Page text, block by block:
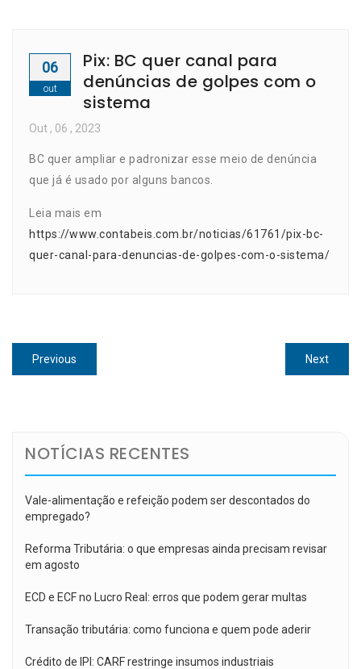
06
out
Pix: BC quer canal para
denúncias de golpes com o
sistema
Out , 06 , 2023
BC quer ampliar e padronizar esse meio de denúncia
que já é usado por alguns bancos.
Leia mais em
https://www.contabeis.com.br/noticias/61761/pix-bc-
quer-canal-para-denuncias-de-golpes-com-o-sistema/
Navegação
de
Previous
post:
NextNext
post:
NOTÍCIAS RECENTES
Vale-alimentação e refeição podem ser descontados do
empregado?
Reforma Tributária: o que empresas ainda precisam revisar
em agosto
ECD e ECF no Lucro Real: erros que podem gerar multas
Transação tributária: como funciona e quem pode aderir
Crédito de IPI: CARF restringe insumos industriais